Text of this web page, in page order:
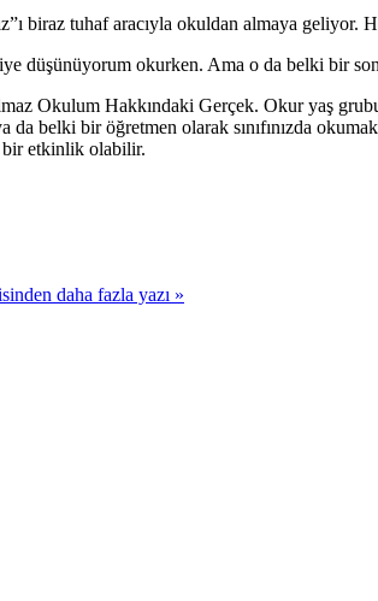
biraz tuhaf aracıyla okuldan almaya geliyor.
düşünüyorum okurken. Ama o da belki bir
Okulum Hakkındaki Gerçek. Okur yaş
belki bir öğretmen olarak sınıfınızda
bir etkinlik olabilir.
daha fazla yazı »